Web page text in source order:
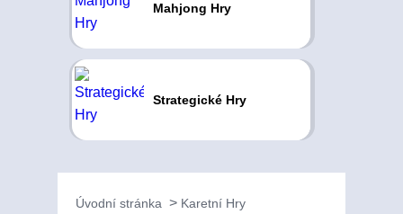
Mahjong Hry
Strategické Hry
Úvodní stránka Karetní Hry